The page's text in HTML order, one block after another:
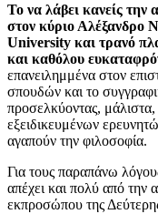
Το να λάβει κανείς την
στον κύριο Αλέξανδρο
University και τρανό
και καθόλου
επανειλημμένα στον
σπουδών και το
προσελκύοντας, μάλιστα,
εξειδικευμένων
αγαπούν την φιλοσοφία.
Για τους παραπάνω
απέχει και πολύ από την
εκπροσώπου της